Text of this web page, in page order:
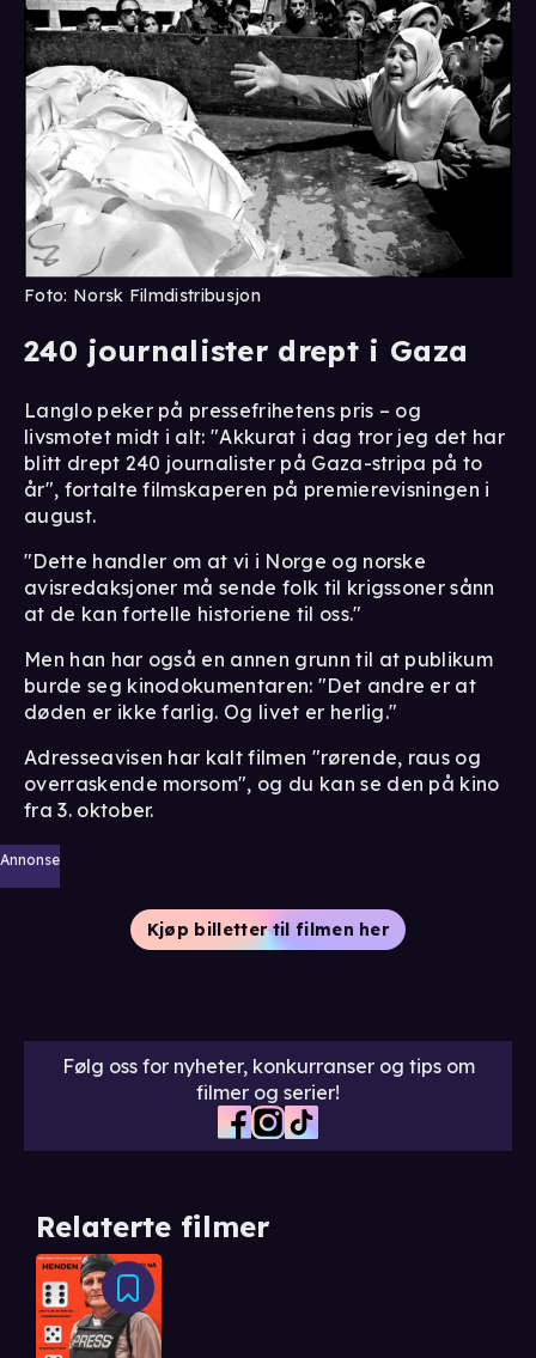
Foto: Norsk Filmdistribusjon
240 journalister drept i Gaza
Langlo peker på pressefrihetens pris – og
livsmotet midt i alt: "Akkurat i dag tror jeg det har
blitt drept 240 journalister på Gaza-stripa på to
år", fortalte filmskaperen på premierevisningen i
august.
"Dette handler om at vi i Norge og norske
avisredaksjoner må sende folk til krigssoner sånn
at de kan fortelle historiene til oss."
Men han har også en annen grunn til at publikum
burde seg kinodokumentaren: "Det andre er at
døden er ikke farlig. Og livet er herlig."
Adresseavisen har kalt filmen "rørende, raus og
overraskende morsom", og du kan se den på kino
fra 3. oktober.
Annonse
Kjøp billetter til filmen her
Følg oss for nyheter, konkurranser og tips om
filmer og serier!
Relaterte filmer